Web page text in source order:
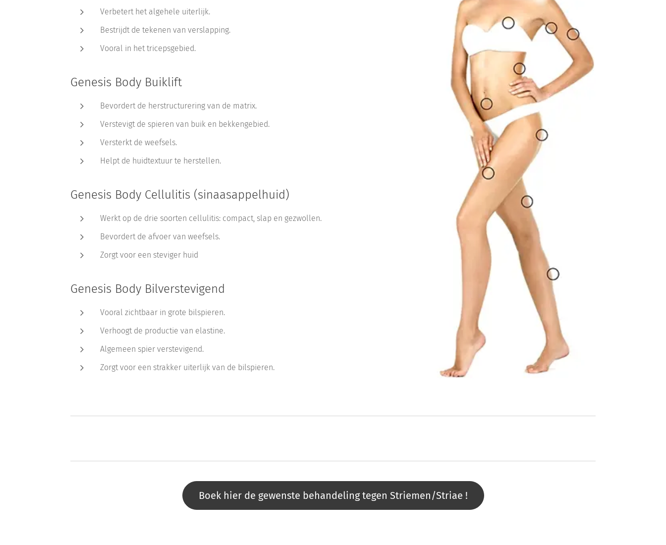
Verbetert het algehele uiterlijk.
Bestrijdt de tekenen van verslapping.
Vooral in het tricepsgebied.
Genesis Body Buiklift
Bevordert de herstructurering van de matrix.
Verstevigt de spieren van buik en bekkengebied.
Versterkt de weefsels.
Helpt de huidtextuur te herstellen.
Genesis Body Cellulitis (sinaasappelhuid)
Werkt op de drie soorten cellulitis: compact, slap en gezwollen.
Bevordert de afvoer van weefsels.
Zorgt voor een steviger huid
Genesis Body Bilverstevigend
Vooral zichtbaar in grote bilspieren.
Verhoogt de productie van elastine.
Algemeen spier verstevigend.
Zorgt voor een strakker uiterlijk van de bilspieren.
Boek hier de gewenste behandeling tegen Striemen/Striae !